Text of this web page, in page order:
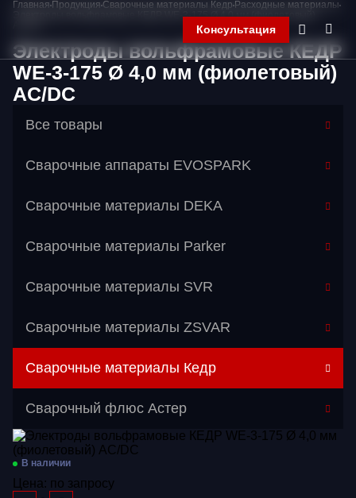
Консультация
Корзина
Главная Продукция Сварочные материалы Кедр Расходные материалы
Электроды вольфрамовые КЕДР WE-3-175 Ø 4,0 мм (фиолетовый)
Электроды вольфрамовые КЕДР
WE-3-175 Ø 4,0 мм (фиолетовый)
AC/DC
Все товары
Сварочные аппараты EVOSPARK
Сварочные материалы DEKA
Сварочные материалы Parker
Сварочные материалы SVR
Сварочные материалы ZSVAR
Сварочные материалы Кедр
Перейти в категорию
Газосварочное оборудование
Дополнительное оборудование
Распродажа
Сварочный флюс Астер
В наличии
Цена: по запросу